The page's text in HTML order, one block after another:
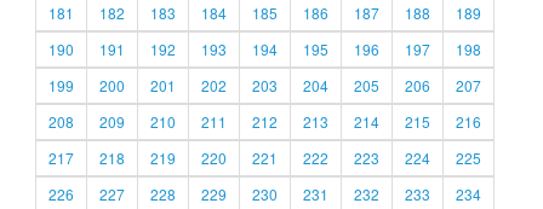
181
182 183 184 185 186 187 188
189
190
191 192 193 194 195 196 197
198
199
200 201 202 203 204 205 206
207
208
209 210 211 212 213 214 215
216
217
218 219 220 221 222 223 224
225
226
227 228 229 230 231 232 233 234